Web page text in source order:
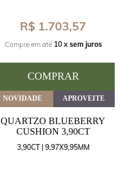
R$ 1.703,57
Compre em até 10 x sem juros
COMPRAR
NOVIDADE APROVEITE
QUARTZO BLUEBERRY
CUSHION 3,90CT
3,90CT | 9,97X9,95MM